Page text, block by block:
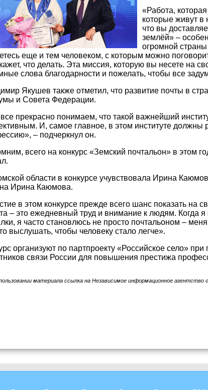
«Работа,
которые живут в
что вы
землёй» –
огромной
еще и тем человеком, с которым можно
что делать. Эта миссия, которую вы несете на
слова благодарности и пожелать, чтобы все
Якушев также отметил, что развитие почты в
и Совета Федерации.
прекрасно понимаем, что такой важнейший
И, самое главное, в этом институте
– подчеркнул он.
всего на конкурс «Земский почтальон» в этом
области в конкурсе учувствовала Ирина
Ирина Каюмова.
в этом конкурсе прежде всего шанс показать
– это ежедневный труд и внимание к людям.
я часто становлюсь не просто почтальоном –
выслушать, чтобы человеку стало легче».
организуют по партпроекту «Российское село»
связи России для повышения престижа
материала ссылка на Независимое информационное агентство